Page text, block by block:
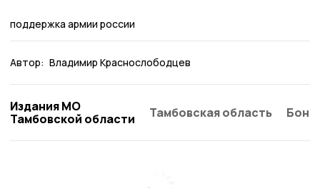
поддержка армии россии
Автор: Владимир Краснослободцев
Издания МО
Тамбовской области
Тамбовская область